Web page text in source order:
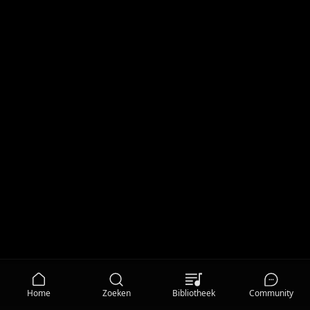
Home Zoeken Bibliotheek Community